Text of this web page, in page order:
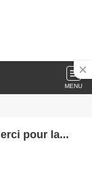
MENU
pour la...